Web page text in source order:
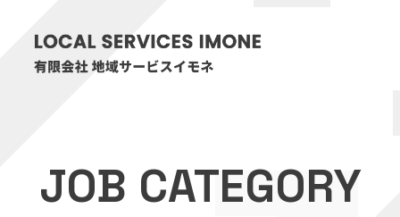
医療・介護事業
JOB CATEGORY